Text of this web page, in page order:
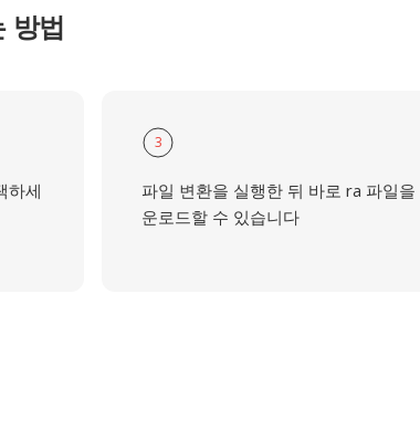
방법
하세
3
파일 변환을 실행한 뒤 바로 ra 파일을
운로드할 수 있습니다